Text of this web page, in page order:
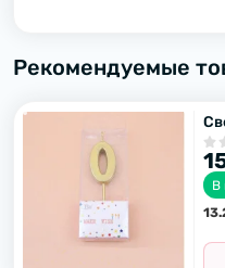
Рекомендуемые
В